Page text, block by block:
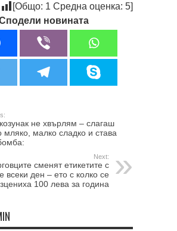
[Общо: 1 Средна оценка: 5]
новината
не хвърлям – слагаш
мляко, малко сладко и става
Next:
сменят етикетите с
всеки ден – ето с колко се
100 лева за година